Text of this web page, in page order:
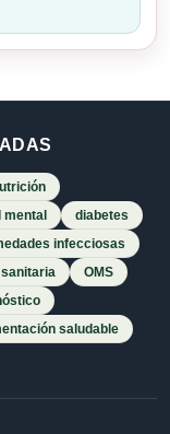
mental
diabetes
infecciosas
OMS
saludable